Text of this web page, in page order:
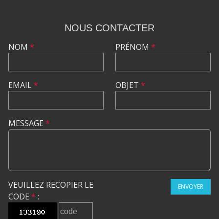
NOUS CONTACTER
NOM *
EMAIL*
PRÉNOM *
OBJET *
MESSAGE *
VEUILLEZ RECOPIER LE
CODE * :
ENVOYER